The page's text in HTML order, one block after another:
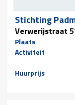
Stichting
Verwerijstraat
Plaats
Activiteit
Huurprijs